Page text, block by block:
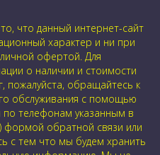
что данный интернет-сайт
характер и ни при
офертой. Для
о наличии и стоимости
пожалуйста, обращайтесь к
обслуживания с помощью
телефонам указанным в
формой обратной связи или
с тем что мы будем хранить